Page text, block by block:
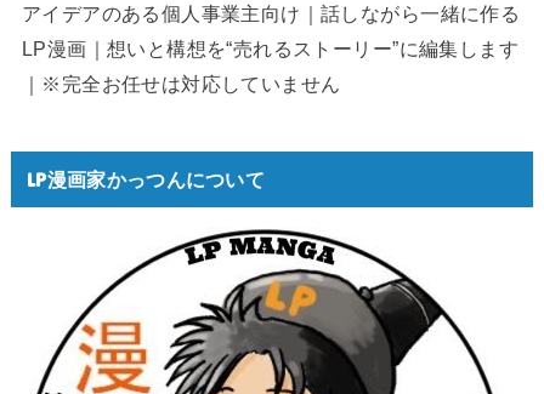
アイデアのある個人事業主向け｜話しながら一緒に作る
LP漫画｜想いと構想を“売れるストーリー”に編集します
｜※完全お任せは対応していません
LP漫画家かっつんについて